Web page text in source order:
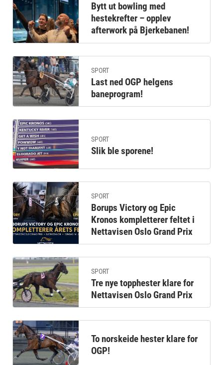
Bytt ut bowling med
hestekrefter – opplev
afterwork på Bjerkebanen!
SPORT
Last ned OGP helgens
baneprogram!
SPORT
Slik ble sporene!
SPORT
Borups Victory og Epic
Kronos kompletterer feltet i
Nettavisen Oslo Grand Prix
SPORT
Tre nye topphester klare for
Nettavisen Oslo Grand Prix
To norskeide hester klare for
OGP!